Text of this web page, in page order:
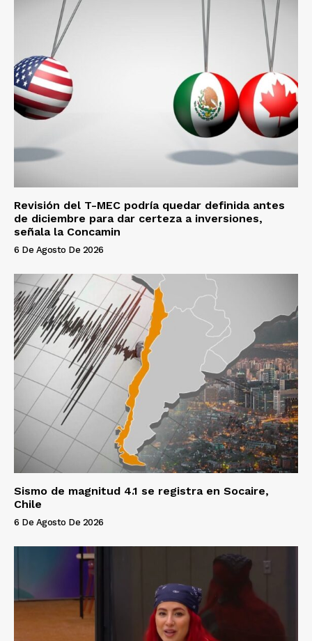
Revisión del T-MEC podría quedar definida antes
de diciembre para dar certeza a inversiones,
señala la Concamin
6 De Agosto De 2026
Sismo de magnitud 4.1 se registra en Socaire,
Chile
6 De Agosto De 2026